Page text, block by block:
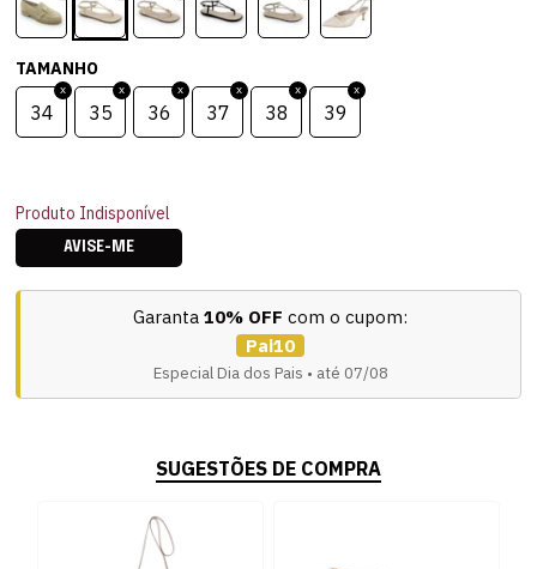
TAMANHO
34 35 36 37 38 39
Produto Indisponível
AVISE-ME
Garanta 10% OFF com o cupom:
Pai10
Especial Dia dos Pais • até 07/08
SUGESTÕES DE COMPRA